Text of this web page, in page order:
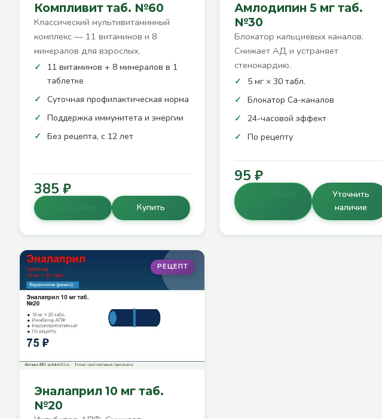
Компливит таб. №60
Классический мультивитаминный
комплекс — 11 витаминов и 8
минералов для взрослых.
11 витаминов + 8 минералов в 1
таблетке
Суточная профилактическая норма
Поддержка иммунитета и энергии
Без рецепта, с 12 лет
385 ₽
Купить
Амлодипин 5 мг таб.
№30
Блокатор кальциевых каналов.
Снижает АД и устраняет
стенокардию.
5 мг × 30 табл.
Блокатор Ca-каналов
24-часовой эффект
По рецепту
95 ₽
Уточнить
наличие
РЕЦЕПТ
Эналаприл 10 мг таб.
№20